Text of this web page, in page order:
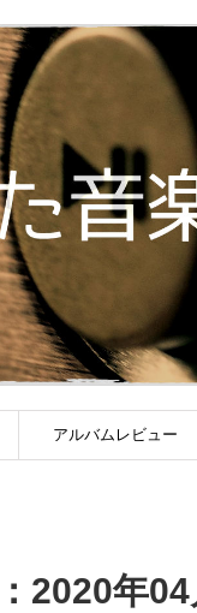
アルバムレビュー
2020年